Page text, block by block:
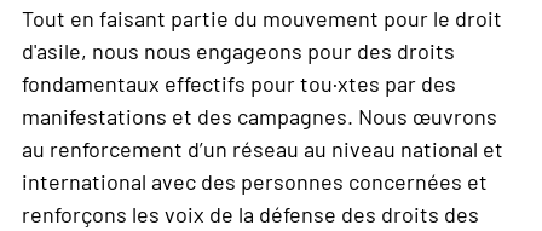
Tout en faisant partie du mouvement pour le droit
d'asile, nous nous engageons pour des droits
fondamentaux effectifs pour tou·xtes par des
manifestations et des campagnes. Nous œuvrons
au renforcement d’un réseau au niveau national et
international avec des personnes concernées et
renforçons les voix de la défense des droits des